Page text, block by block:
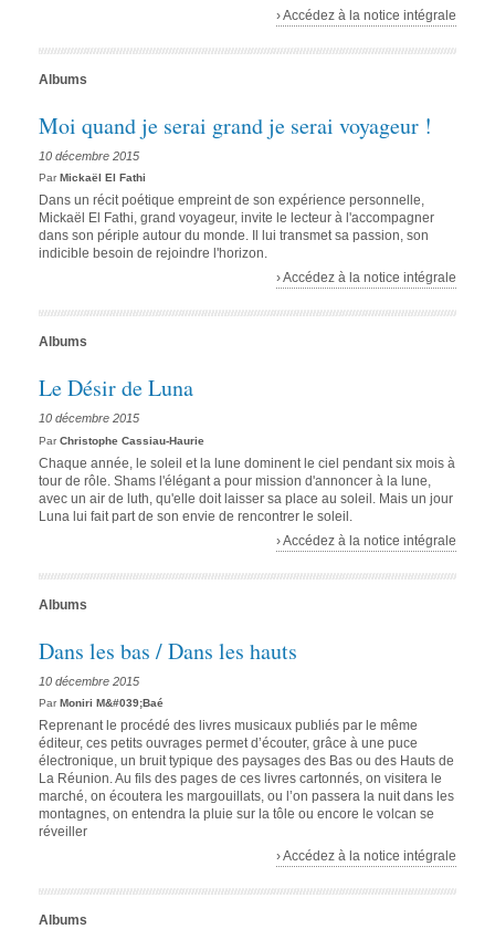
› Accédez à la notice intégrale
Albums
Moi quand je serai grand je serai voyageur !
10 décembre 2015
ParMickaël El Fathi
Dans un récit poétique empreint de son expérience personnelle,
Mickaël El Fathi, grand voyageur, invite le lecteur à l'accompagner
dans son périple autour du monde. Il lui transmet sa passion, son
indicible besoin de rejoindre l'horizon.
› Accédez à la notice intégrale
Albums
Le Désir de Luna
10 décembre 2015
ParChristophe Cassiau-Haurie
Chaque année, le soleil et la lune dominent le ciel pendant six mois à
tour de rôle. Shams l'élégant a pour mission d'annoncer à la lune,
avec un air de luth, qu'elle doit laisser sa place au soleil. Mais un jour
Luna lui fait part de son envie de rencontrer le soleil.
› Accédez à la notice intégrale
Albums
Dans les bas / Dans les hauts
10 décembre 2015
ParMoniri M&#039;Baé
Reprenant le procédé des livres musicaux publiés par le même
éditeur, ces petits ouvrages permet d’écouter, grâce à une puce
électronique, un bruit typique des paysages des Bas ou des Hauts de
La Réunion. Au fils des pages de ces livres cartonnés, on visitera le
marché, on écoutera les margouillats, ou l’on passera la nuit dans les
montagnes, on entendra la pluie sur la tôle ou encore le volcan se
réveiller
› Accédez à la notice intégrale
Albums